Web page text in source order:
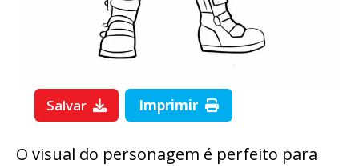
Salvar Imprimir
O visual do personagem é perfeito para